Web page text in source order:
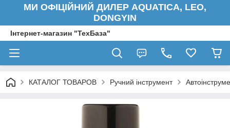
МИ ОФІЦІЙНИЙ ДИЛЕР AQUATICA, LEO,
DONGYIN
Інтернет-магазин "ТехБаза"
КАТАЛОГ ТОВАРОВ Ручний інструмент